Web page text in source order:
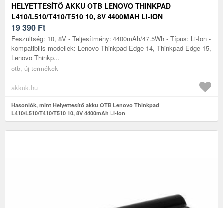
HELYETTESÍTŐ AKKU OTB LENOVO THINKPAD
L410/L510/T410/T510 10, 8V 4400MAH LI-ION
19 390 Ft
Feszültség: 10, 8V - Teljesítmény: 4400mAh/47.5Wh - Típus: Li-Ion -
kompatibilis modellek: Lenovo Thinkpad Edge 14, Thinkpad Edge 15,
Lenovo Thinkp...
otb, új termékek
akkuk.hu
Hasonlók, mint Helyettesítő akku OTB Lenovo Thinkpad
L410/L510/T410/T510 10, 8V 4400mAh Li-Ion